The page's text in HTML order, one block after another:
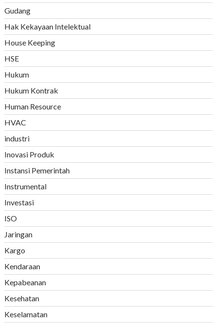
Gudang
Hak Kekayaan Intelektual
House Keeping
HSE
Hukum
Hukum Kontrak
Human Resource
HVAC
industri
Inovasi Produk
Instansi Pemerintah
Instrumental
Investasi
ISO
Jaringan
Kargo
Kendaraan
Kepabeanan
Kesehatan
Keselamatan